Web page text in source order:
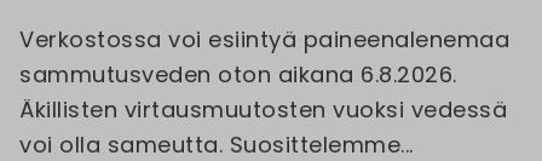
Verkostossa voi esiintyä paineenalenemaa
sammutusveden oton aikana 6.8.2026.
Äkillisten virtausmuutosten vuoksi vedessä
voi olla sameutta. Suosittelemme...